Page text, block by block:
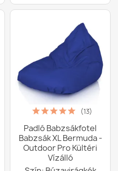
(13)
Padló Babzsákfotel
Babzsák XL Bermuda -
Outdoor Pro Kültéri
Vízálló